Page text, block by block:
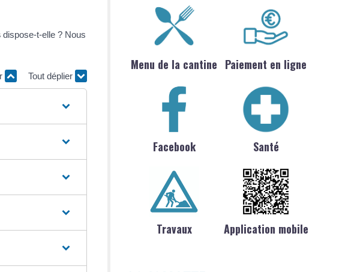
dispose-t-elle ? Nous
Tout déplier
Menu de la cantine Paiement en ligne
Facebook Santé
Travaux Application mobile